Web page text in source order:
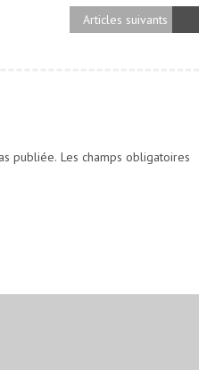
Articles suivants
publiée. Les champs obligatoires